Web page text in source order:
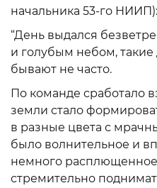
начальника 53-го НИИП):
“День выдался
и голубым небом, такие
бывают не часто.
По команде сработало
земли стало
в разные цвета с
было волнительное и
немного расплющенное
стремительно